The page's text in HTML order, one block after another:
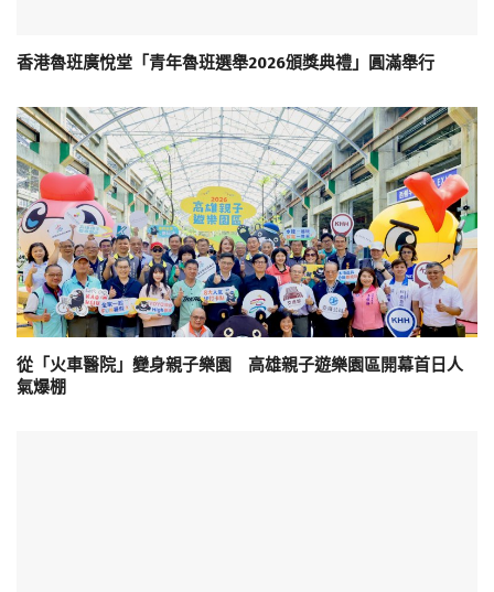
香港魯班廣悅堂「青年魯班選舉2026頒獎典禮」圓滿舉行
從「火車醫院」變身親子樂園 高雄親子遊樂園區開幕首日人
氣爆棚